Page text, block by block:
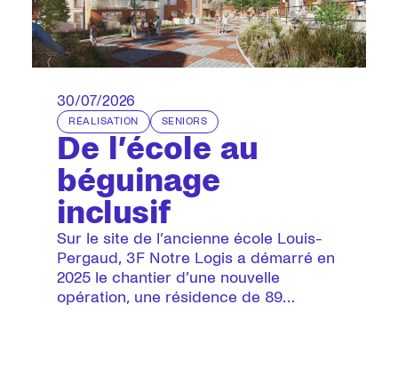
30/07/2026
RÉALISATION SENIORS
De l’école au
béguinage
inclusif
Sur le site de l’ancienne école Louis-
Pergaud, 3F Notre Logis a démarré en
2025 le chantier d’une nouvelle
opération, une résidence de 89